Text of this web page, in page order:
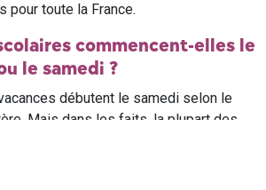
pour toute la France.
commencent-elles le
le samedi ?
débutent le samedi selon le
Mais dans les faits, la plupart des